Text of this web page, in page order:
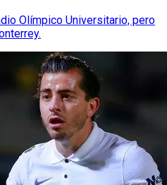
Olímpico Universitario, pero